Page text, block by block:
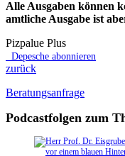
Alle Ausgaben können
amtliche Ausgabe ist
Pizpalue Plus
Depesche abonnieren
zurück
Beratungsanfrage
Podcastfolgen zum